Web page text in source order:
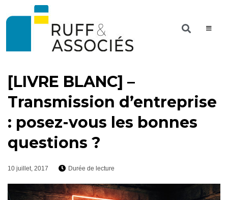
[LIVRE BLANC] –
Transmission d’entreprise
: posez-vous les bonnes
questions ?
10 juillet, 2017 Durée de lecture